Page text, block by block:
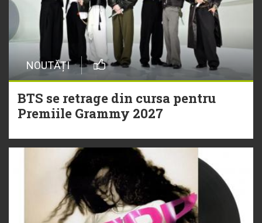
NOUTĂȚI
BTS se retrage din cursa pentru
Premiile Grammy 2027